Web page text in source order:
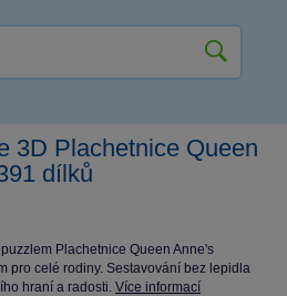
3D Plachetnice Queen
dílků
Plachetnice Queen Anne's
pro celé rodiny. Sestavování bez lepidla
hraní a radosti. Více informací